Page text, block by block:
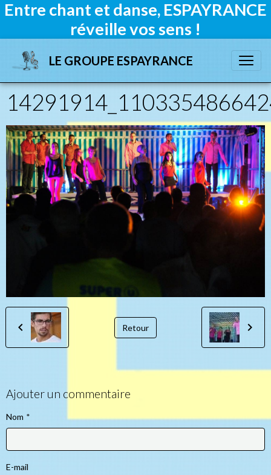
Entre chant et danse, ESPAYRANCE
réveille vos sens !
LE GROUPE ESPAYRANCE
Retour
Ajouter un commentaire
Nom
E-mail